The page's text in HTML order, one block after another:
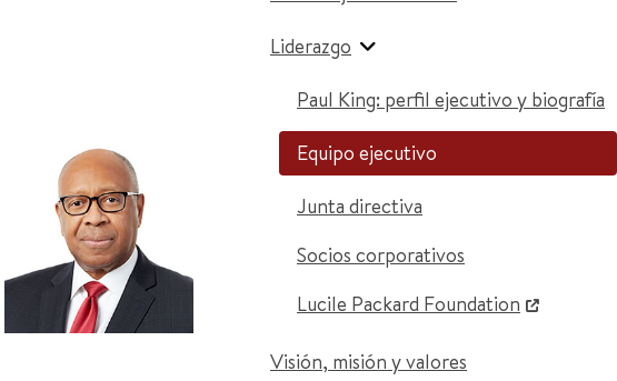
Liderazgo
Paul King: perfil ejecutivo y biografía
Equipo ejecutivo
Junta directiva
Socios corporativos
Lucile Packard Foundation
Visión, misión y valores